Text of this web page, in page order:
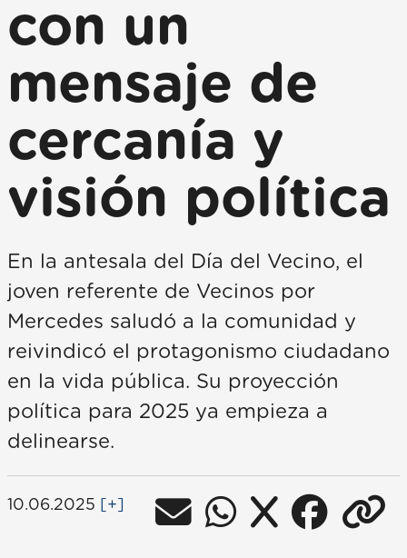
con un
mensaje de
cercanía y
visión política
En la antesala del Día del Vecino, el
joven referente de Vecinos por
Mercedes saludó a la comunidad y
reivindicó el protagonismo ciudadano
en la vida pública. Su proyección
política para 2025 ya empieza a
delinearse.
10.06.2025 [+]